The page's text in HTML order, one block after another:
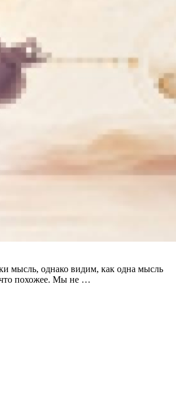
мысль, однако видим, как одна мысль
похожее. Мы не …